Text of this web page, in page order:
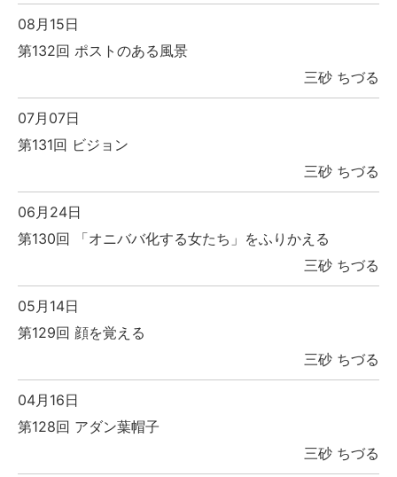
08月15日
第132回 ポストのある風景
三砂 ちづる
07月07日
第131回 ビジョン
三砂 ちづる
06月24日
第130回 「オニババ化する女たち」をふりかえる
三砂 ちづる
05月14日
第129回 顔を覚える
三砂 ちづる
04月16日
第128回 アダン葉帽子
三砂 ちづる